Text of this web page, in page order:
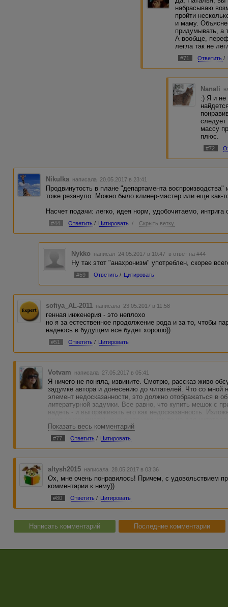
один день, а ГГ в начале одна, а
Кстати, где-то мы уже
есть доверие к автору и
доверие появилось, так что,
Ну и итог мега-поста) Мне
целом, на мой вкус,
нормальные семьи, или
поколения....:)
Личное восприятие -
эта как-то не легла.
набрасываю
пройти
и маму.
придумывать, а
А вообще,
легла так не
#71 Ответить /
Nanali
:) Я и не
следует
массу
плюс.
#72
Nikulka написала 20.05.2017 в 23:41
Продвинутость в плане "департамента
тоже резануло. Можно было клинер-мастер или еще как-
Насчет подачи: легко, идея норм, удобочитаемо, интрига
#44 Ответить / Цитировать / Скрыть ветку
Nykko написал 24.05.2017 в 10:47 в ответ на #44
Ну так этот "анахронизм" употреблен, скорее
#59 Ответить / Цитировать
sofiya_AL-2011 написала 23.05.2017 в 11:58
генная инженерия - это неплохо
но я за естественное продолжение рода и за то, чтобы
надеюсь в будущем все будет хорошо))
#51 Ответить / Цитировать
Votvam написала 27.05.2017 в 05:41
Я ничего не поняла, извините. Смотрю, рассказ живо
задумке автора и донесению до читателей. Что со мной
элемент недосказанности, это должно отображаться в
литературной задумки. Все равно, что купить мешок с
надеть - и выгораживать его как недосказанность.
Показать весь комментарий
#77 Ответить / Цитировать
altysh2015 написала 28.05.2017 в 03:36
Ох, мне очень понравилось! Причем, с удовольствием
комментарии к нему))
#80 Ответить / Цитировать
Написать комментарий Последние комментарии